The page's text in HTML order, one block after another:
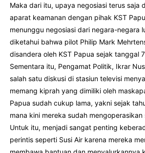
Maka dari itu, upaya negosiasi terus saja
aparat keamanan dengan pihak KST
menunggu negosiasi dari negara-negara
diketahui bahwa pilot Philip Mark
disandera oleh KST Papua sejak tanggal
Sementara itu, Pengamat Politik, Ikrar
salah satu diskusi di stasiun televisi
memang kiprah yang dimiliki oleh
Papua sudah cukup lama, yakni sejak
mana kini mereka sudah
Untuk itu, menjadi sangat penting
perintis seperti Susi Air karena mereka